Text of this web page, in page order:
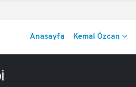
Anasayfa Kemal Özcan